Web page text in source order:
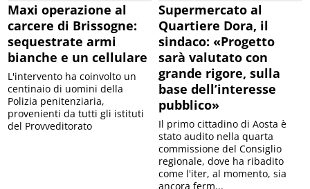
Maxi operazione al
carcere di Brissogne:
sequestrate armi
bianche e un cellulare
L'intervento ha coinvolto un
centinaio di uomini della
Polizia penitenziaria,
provenienti da tutti gli istituti
del Provveditorato
Supermercato al
Quartiere Dora, il
sindaco: «Progetto
sarà valutato con
grande rigore, sulla
base dell’interesse
pubblico»
Il primo cittadino di Aosta è
stato audito nella quarta
commissione del Consiglio
regionale, dove ha ribadito
come l'iter, al momento, sia
ancora ferm...